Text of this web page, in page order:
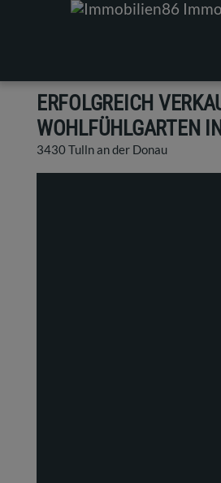
ERFOLGREICH
WOHLFÜHLGARTEN
3430 Tulln an der Donau